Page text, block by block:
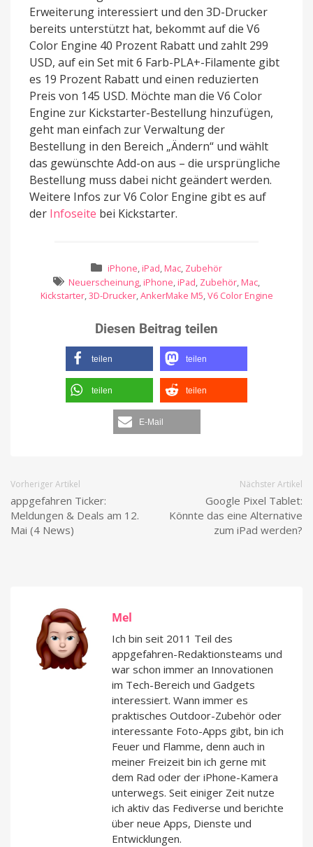
Erweiterung interessiert und den 3D-Drucker
bereits unterstützt hat, bekommt auf die V6
Color Engine 40 Prozent Rabatt und zahlt 299
USD, auf ein Set mit 6 Farb-PLA+-Filamente gibt
es 19 Prozent Rabatt und einen reduzierten
Preis von 145 USD. Möchte man die V6 Color
Engine zur Kickstarter-Bestellung hinzufügen,
geht man einfach zur Verwaltung der
Bestellung in den Bereich „Ändern“ und wählt
das gewünschte Add-on aus – die ursprüngliche
Bestellung muss dabei nicht geändert werden.
Weitere Infos zur V6 Color Engine gibt es auf
der Infoseite bei Kickstarter.
iPhone, iPad, Mac, Zubehör
Neuerscheinung, iPhone, iPad, Zubehör, Mac,
Kickstarter,3D-Drucker,AnkerMake M5,V6 Color Engine
Diesen Beitrag teilen
teilen teilen
teilen teilen
E-Mail
Vorheriger Artikel
appgefahren Ticker:
Meldungen & Deals am 12.
Mai (4 News)
Nächster Artikel
Google Pixel Tablet:
Könnte das eine Alternative
zum iPad werden?
Mel
Ich bin seit 2011 Teil des
appgefahren-Redaktionsteams und
war schon immer an Innovationen
im Tech-Bereich und Gadgets
interessiert. Wann immer es
praktisches Outdoor-Zubehör oder
interessante Foto-Apps gibt, bin ich
Feuer und Flamme, denn auch in
meiner Freizeit bin ich gerne mit
dem Rad oder der iPhone-Kamera
unterwegs. Seit einiger Zeit nutze
ich aktiv das Fediverse und berichte
über neue Apps, Dienste und
Entwicklungen.